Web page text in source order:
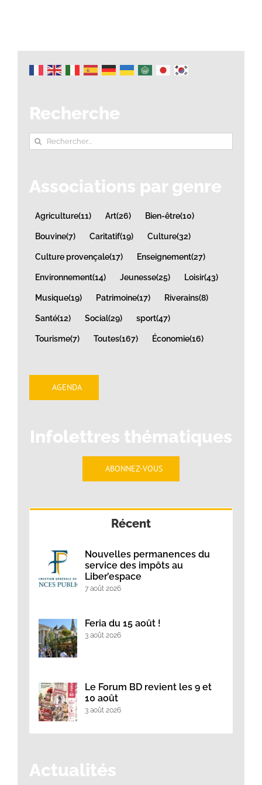
Recherche
Rechercher:
Associations par genre
Agriculture(11) Art(26) Bien-être(10)
Bouvine(7) Caritatif(19) Culture(32)
Culture provençale(17) Enseignement(27)
Environnement(14) Jeunesse(25) Loisir(43)
Musique(19) Patrimoine(17) Riverains(8)
Santé(12) Social(29) sport(47)
Tourisme(7) Toutes(167) Économie(16)
AGENDA
Infolettres thématiques
ABONNEZ-VOUS
Récent
Nouvelles permanences du
service des impôts au
Liber’espace
7 août 2026
Feria du 15 août !
3 août 2026
Le Forum BD revient les 9 et
10 août
3 août 2026
Actualités